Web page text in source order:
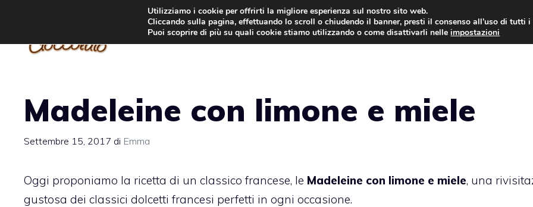
contenuto
TORTE AL CIOCCOLATO TORTE CLASSICHE
Madeleine con limone e miele
Settembre 15, 2017 di Emma
Oggi proponiamo la ricetta di un classico francese, le Madeleine con limone e miele, una
gustosa dei classici dolcetti francesi perfetti in ogni occasione.
Utilizziamo i cookie per offrirti la migliore esperienza sul nostro sito web.
Cliccando sulla pagina, effettuando lo scroll o chiudendo il banner, presti il consenso all’uso di tutti
Puoi scoprire di più su quali cookie stiamo utilizzando o come disattivarli nelleimpostazioni